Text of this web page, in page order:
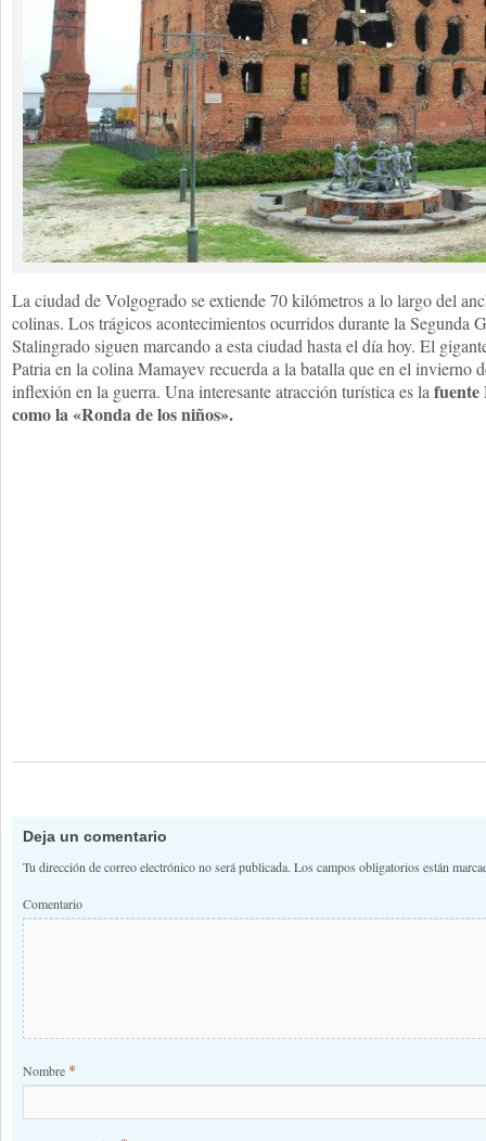
La ciudad de Volgogrado se extiende 70 kilómetros a lo largo del
colinas. Los trágicos acontecimientos ocurridos durante la Segunda
Stalingrado siguen marcando a esta ciudad hasta el día hoy. El
Patria en la colina Mamayev recuerda a la batalla que en el invierno
inflexión en la guerra. Una interesante atracción turística es la fuente
como la «Ronda de los niños».
Deja un comentario
Tu dirección de correo electrónico no será publicada. Los campos obligatorios están
Comentario
Nombre *